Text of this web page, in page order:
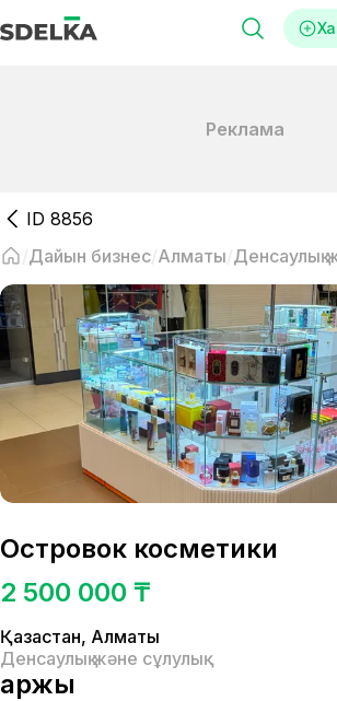
Реклама
ID 8856
Дайын бизнес Алматы Денсаулық
Островок косметики
2 500 000 ₸
Қазақстан, Алматы
Денсаулық және сұлулық
Қаржы